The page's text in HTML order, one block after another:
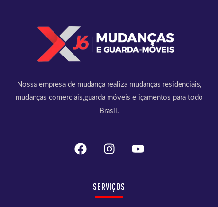
Nossa empresa de mudança realiza mudanças residenciais,
mudanças comerciais,guarda móveis e içamentos para todo
Brasil.
Serviços